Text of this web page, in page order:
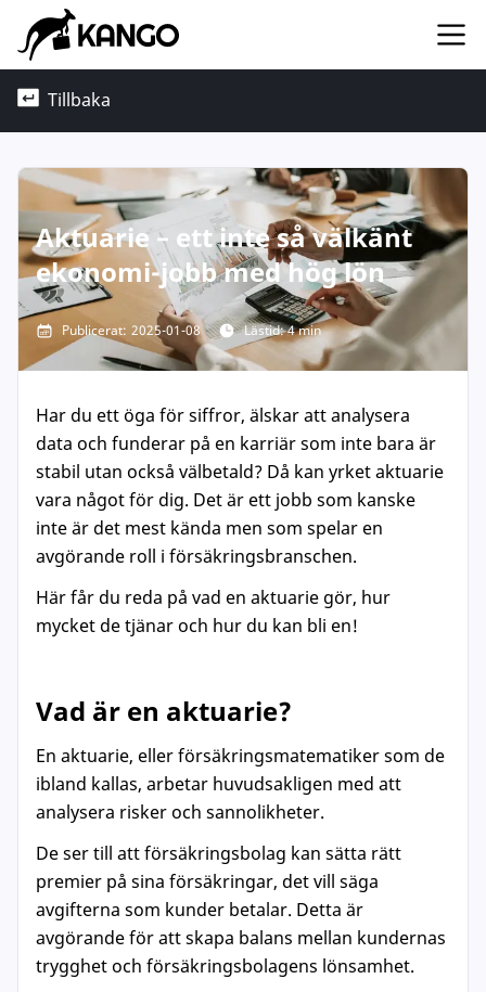
Tillbaka
Aktuarie – ett inte så välkänt
ekonomi-jobb med hög lön
Publicerat: 2025-01-08 Lästid: 4 min
Har du ett öga för siffror, älskar att analysera
data och funderar på en karriär som inte bara är
stabil utan också välbetald? Då kan yrket aktuarie
vara något för dig. Det är ett jobb som kanske
inte är det mest kända men som spelar en
avgörande roll i försäkringsbranschen.
Här får du reda på vad en aktuarie gör, hur
mycket de tjänar och hur du kan bli en!
Vad är en aktuarie?
En aktuarie, eller försäkringsmatematiker som de
ibland kallas, arbetar huvudsakligen med att
analysera risker och sannolikheter.
De ser till att försäkringsbolag kan sätta rätt
premier på sina försäkringar, det vill säga
avgifterna som kunder betalar. Detta är
avgörande för att skapa balans mellan kundernas
trygghet och försäkringsbolagens lönsamhet.